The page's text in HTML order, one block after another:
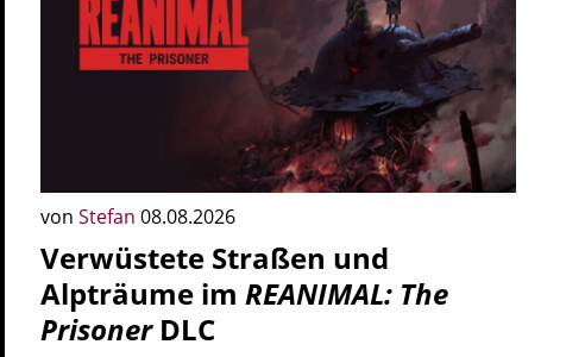
von Stefan 08.08.2026
Verwüstete Straßen und
Alpträume im REANIMAL: The
PrisonerDLC